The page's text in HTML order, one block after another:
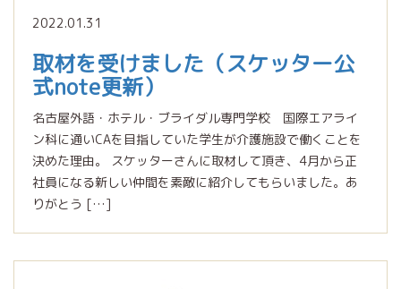
2022.01.31
取材を受けました（スケッター公
式note更新）
名古屋外語・ホテル・ブライダル専門学校 国際エアライ
ン科に通いCAを目指していた学生が介護施設で働くことを
決めた理由。 スケッターさんに取材して頂き、4月から正
社員になる新しい仲間を素敵に紹介してもらいました。あ
りがとう […]